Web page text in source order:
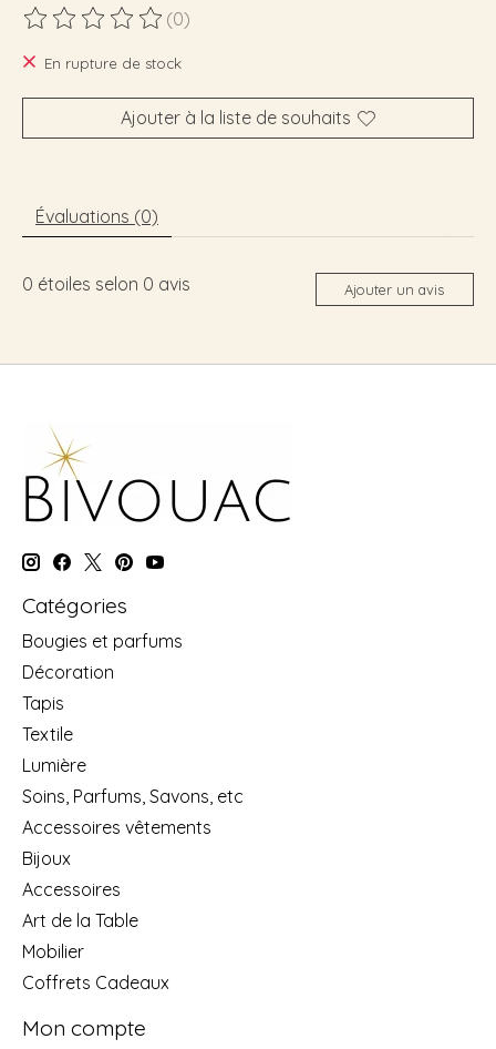
Ce produit est évalué à
(0)
En rupture de stock
Ajouter à la liste de souhaits
Évaluations (0)
0 étoiles selon 0 avis Ajouter un avis
Catégories
Bougies et parfums
Décoration
Tapis
Textile
Lumière
Soins, Parfums, Savons, etc
Accessoires vêtements
Bijoux
Accessoires
Art de la Table
Mobilier
Coffrets Cadeaux
Mon compte